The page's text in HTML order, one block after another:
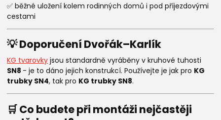
✅ běžné uložení kolem rodinných domů i pod příjezdovými
cestami
💡 Doporučení Dvořák–Karlík
KG tvarovky jsou standardně vyráběny v kruhové tuhosti
SN8 - je to dáno jejich konstrukcí. Používejte je jak pro KG
trubky SN4, tak pro KG trubky SN8.
🛒 Co budete při montáži nejčastěji